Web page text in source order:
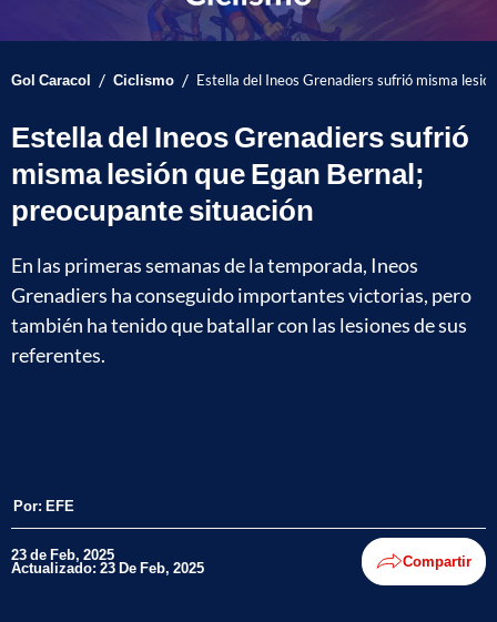
Gol Caracol / Ciclismo / Estella del Ineos Grenadiers sufrió misma
Estella del Ineos Grenadiers sufrió
misma lesión que Egan Bernal;
preocupante situación
En las primeras semanas de la temporada, Ineos
Grenadiers ha conseguido importantes victorias, pero
también ha tenido que batallar con las lesiones de sus
referentes.
Por: EFE
23 de Feb, 2025
Actualizado: 23 De Feb, 2025 Compartir